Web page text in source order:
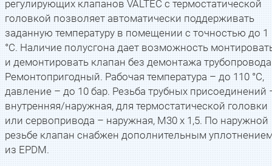
регулирующих клапанов VALTEC c термостатической
головкой позволяет автоматически поддерживать
заданную температуру в помещении с точностью до 1
°С. Наличие полусгона дает возможность
и демонтировать клапан без демонтажа
Ремонтопригодный. Рабочая температура – до 110 °С,
давление – до 10 бар. Резьба трубных присоединений
внутренняя/наружная, для термостатической головки
или сервопривода – наружная, М30 x 1,5. По наружной
резьбе клапан снабжен дополнительным
из EPDM.